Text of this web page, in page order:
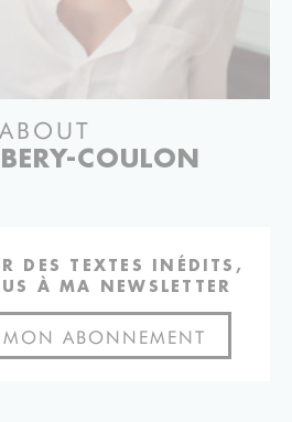
ABOUT
COULON
DES TEXTES INÉDITS,
À MA NEWSLETTER
ABONNEMENT